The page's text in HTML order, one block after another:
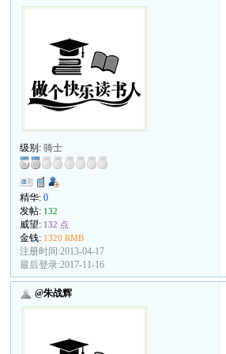
级别:骑士
精华:0
发帖: 132
威望: 132 点
金钱: 1320 RMB
注册时间:2013-04-17
最后登录:2017-11-16
@朱战辉